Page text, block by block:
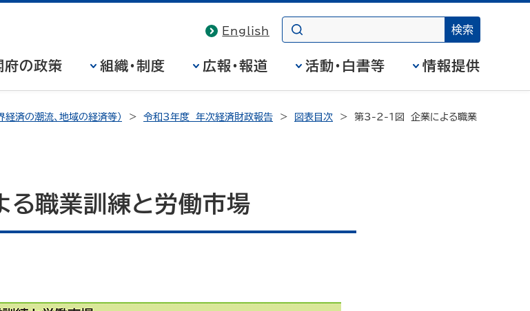
English
府の政策 組織・制度 広報・報道 活動・白書等 情報提供
経済の潮流、地域の経済等） 令和3年度 年次経済財政報告 図表目次
第3-2-1図 企業による職業
職業訓練と労働市場